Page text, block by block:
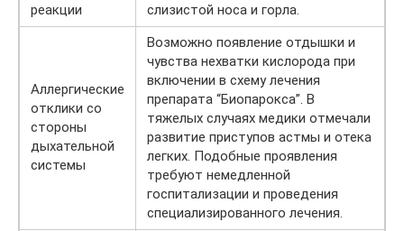
реакции
слизистой носа и горла.
Аллергические
отклики со
стороны
дыхательной
системы
Возможно появление отдышки и
чувства нехватки кислорода при
включении в схему лечения
препарата “Биопарокса”. В
тяжелых случаях медики отмечали
развитие приступов астмы и отека
легких. Подобные проявления
требуют немедленной
госпитализации и проведения
специализированного лечения.